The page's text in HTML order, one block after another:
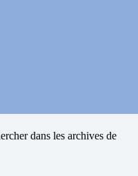
dans les archives de